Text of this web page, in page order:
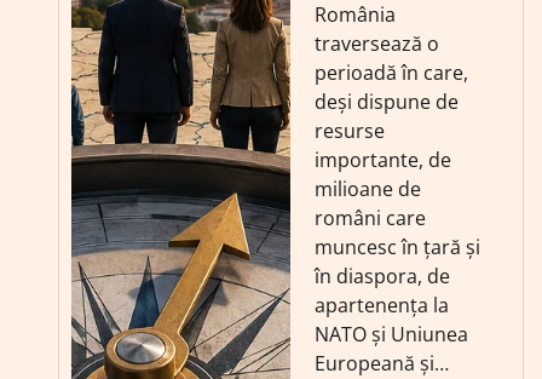
România
traversează o
perioadă în care,
deși dispune de
resurse
importante, de
milioane de
români care
muncesc în țară și
în diaspora, de
apartenența la
NATO și Uniunea
Europeană și…